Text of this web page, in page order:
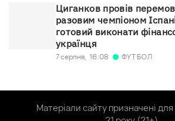
Циганков провів
разовим чемпіоном
готовий виконати
українця
7 серпня, 16:08 ФУТБОЛ
Матеріали сайту призначені